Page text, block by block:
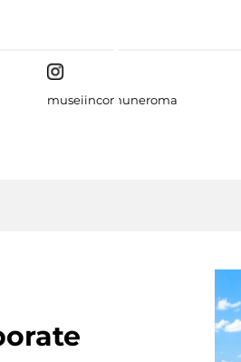
museiincomuneroma